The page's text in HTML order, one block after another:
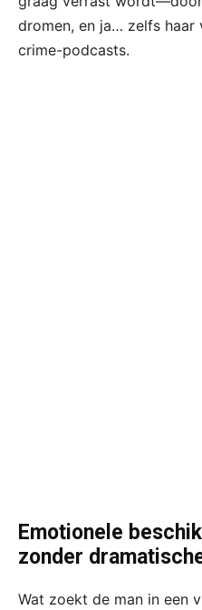
dromen, en ja… zelfs haar
crime-podcasts.
Emotionele
zonder
Wat zoekt de man in een